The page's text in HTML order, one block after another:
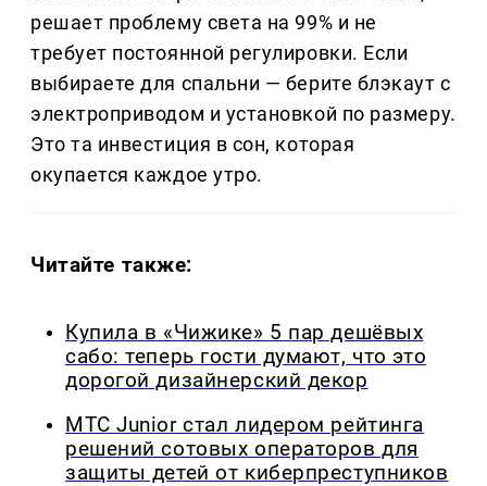
решает проблему света на 99% и не
требует постоянной регулировки. Если
выбираете для спальни — берите блэкаут с
электроприводом и установкой по размеру.
Это та инвестиция в сон, которая
окупается каждое утро.
Читайте также:
Купила в «Чижике» 5 пар дешёвых
сабо: теперь гости думают, что это
дорогой дизайнерский декор
МТС Junior стал лидером рейтинга
решений сотовых операторов для
защиты детей от киберпреступников